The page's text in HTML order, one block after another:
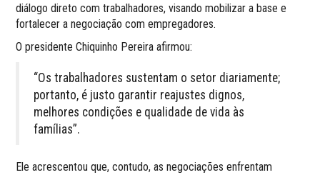
diálogo direto com trabalhadores, visando mobilizar a base e
fortalecer a negociação com empregadores.
O presidente Chiquinho Pereira afirmou:
“Os trabalhadores sustentam o setor diariamente;
portanto, é justo garantir reajustes dignos,
melhores condições e qualidade de vida às
famílias”.
Ele acrescentou que, contudo, as negociações enfrentam